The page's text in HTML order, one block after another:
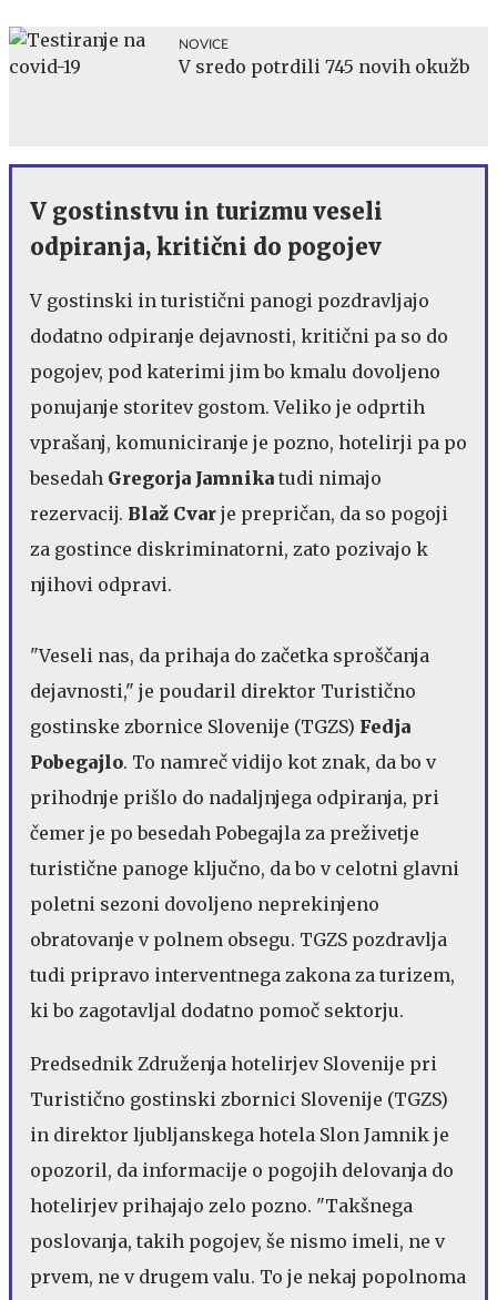
NOVICE
V sredo potrdili 745 novih okužb
V gostinstvu in turizmu veseli
odpiranja, kritični do pogojev
V gostinski in turistični panogi pozdravljajo
dodatno odpiranje dejavnosti, kritični pa so do
pogojev, pod katerimi jim bo kmalu dovoljeno
ponujanje storitev gostom. Veliko je odprtih
vprašanj, komuniciranje je pozno, hotelirji pa po
besedah Gregorja Jamnika tudi nimajo
rezervacij. Blaž Cvar je prepričan, da so pogoji
za gostince diskriminatorni, zato pozivajo k
njihovi odpravi.
"Veseli nas, da prihaja do začetka sproščanja
dejavnosti," je poudaril direktor Turistično
gostinske zbornice Slovenije (TGZS) Fedja
Pobegajlo. To namreč vidijo kot znak, da bo v
prihodnje prišlo do nadaljnjega odpiranja, pri
čemer je po besedah Pobegajla za preživetje
turistične panoge ključno, da bo v celotni glavni
poletni sezoni dovoljeno neprekinjeno
obratovanje v polnem obsegu. TGZS pozdravlja
tudi pripravo interventnega zakona za turizem,
ki bo zagotavljal dodatno pomoč sektorju.
Predsednik Združenja hotelirjev Slovenije pri
Turistično gostinski zbornici Slovenije (TGZS)
in direktor ljubljanskega hotela Slon Jamnik je
opozoril, da informacije o pogojih delovanja do
hotelirjev prihajajo zelo pozno. "Takšnega
poslovanja, takih pogojev, še nismo imeli, ne v
prvem, ne v drugem valu. To je nekaj popolnoma